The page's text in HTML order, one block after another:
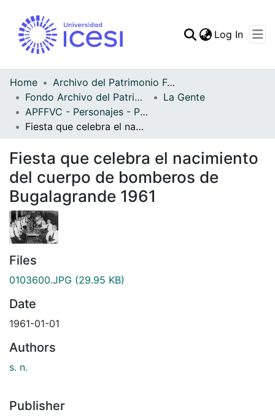
Statistics
Log In
Home
Archivo del Patrimonio Fotográfico y Fílmico del Valle del Cauca
Fondo Archivo del Patrimonio Fotográfico y Fílmico del Valle del Cauca
La Gente
APFFVC - Personajes - Patrimonial
Fiesta que celebra el nacimiento del cuerpo de bomberos de Bugalagrande 1961
Fiesta que celebra el nacimiento
del cuerpo de bomberos de
Bugalagrande 1961
Files
0103600.JPG (29.95 KB)
Date
1961-01-01
Authors
s. n.
Publisher